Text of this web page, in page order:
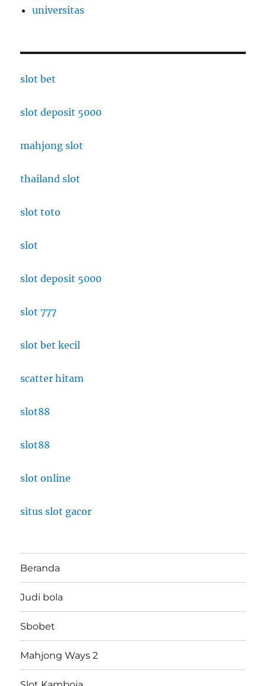
universitas
slot bet
slot deposit 5000
mahjong slot
thailand slot
slot toto
slot
slot deposit 5000
slot 777
slot bet kecil
scatter hitam
slot88
slot88
slot online
situs slot gacor
Beranda
Judi bola
Sbobet
Mahjong Ways 2